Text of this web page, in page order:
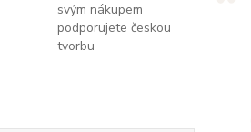
svým nákupem
podporujete českou
tvorbu